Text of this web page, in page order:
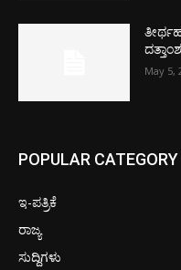
May 5,
POPULAR CATEGORY
ಇ-ಪತ್ರಿಕೆ
ರಾಜ್ಯ
ಸುದ್ದಿಗಳು